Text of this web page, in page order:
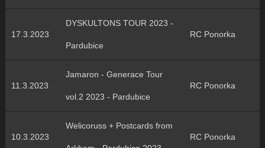
17.3.2023
DYSKULTONS TOUR 2023 -
Pardubice
RC Ponorka
11.3.2023
Jamaron - Generace Tour
vol.2 2023 - Pardubice
RC Ponorka
10.3.2023
Welicoruss + Postcards from
RC Ponorka